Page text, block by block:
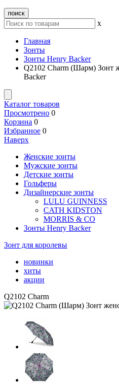
поиск
x
Главная
Зонты
Зонты Henry Backer
Q2102 Charm (Шарм) Зонт
Backer
Каталог товаров
Просмотрено 0
Корзина 0
Избранное 0
Наверх
Женские зонты
Мужские зонты
Детские зонты
Гольферы
Дизайнерские зонты
LULU GUINNESS
CATH KIDSTON
MORRIS & CO
Зонты Henry Backer
Зонт для королевы
новинки
хиты
акции
Q2102 Charm